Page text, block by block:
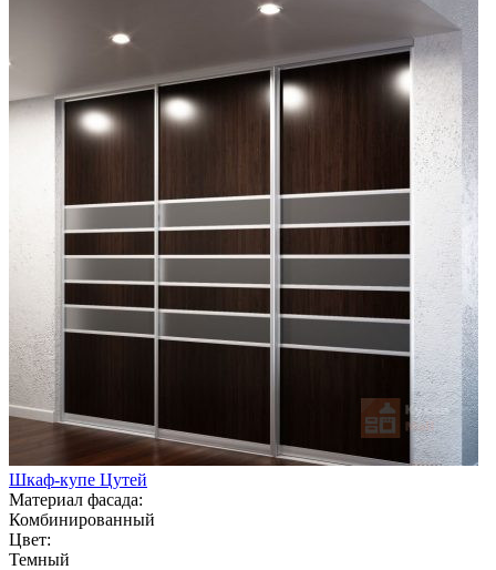
Шкаф-купе Цутей
Материал фасада:
Комбинированный
Цвет:
Темный